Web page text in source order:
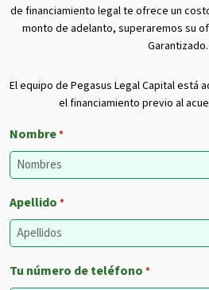
de financiamiento legal te ofrece un
monto de adelanto, superaremos su
Garantizado.
El equipo de Pegasus Legal Capital está
el financiamiento previo al
Nombre*
Apellido *
Tu número de teléfono *